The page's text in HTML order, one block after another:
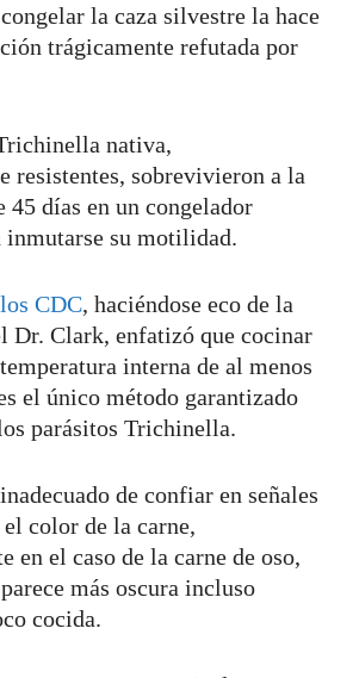
la caza silvestre la hace
trágicamente refutada por
nativa,
resistentes, sobrevivieron a la
45 días en un congelador
inmutarse su motilidad.
CDC, haciéndose eco de la
Dr. Clark, enfatizó que cocinar
interna de al menos
el único método garantizado
parásitos Trichinella.
de confiar en señales
color de la carne,
en el caso de la carne de oso,
más oscura incluso
cocida.